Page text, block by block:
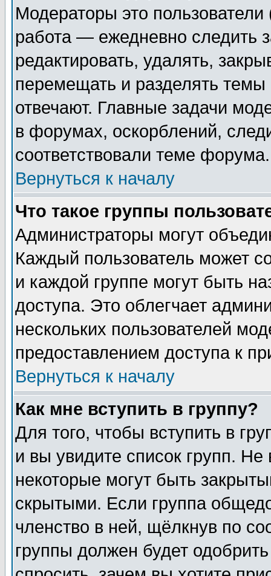
Модераторы это
работа — ежедневно следить
редактировать, удалять,
перемещать и разделять
отвечают. Главные задачи
в форумах, оскорблений,
соответствовали теме форума.
Вернуться к началу
Что такое группы
Администраторы могут
Каждый пользователь может
и каждой группе могут быть
доступа. Это облегчает
нескольких пользователей
предоставлением доступа к
Вернуться к началу
Как мне вступить в группу?
Для того, чтобы вступить в
и вы увидите список групп.
некоторые могут быть
скрытыми. Если группа
членство в ней, щёлкнув по
группы должен будет